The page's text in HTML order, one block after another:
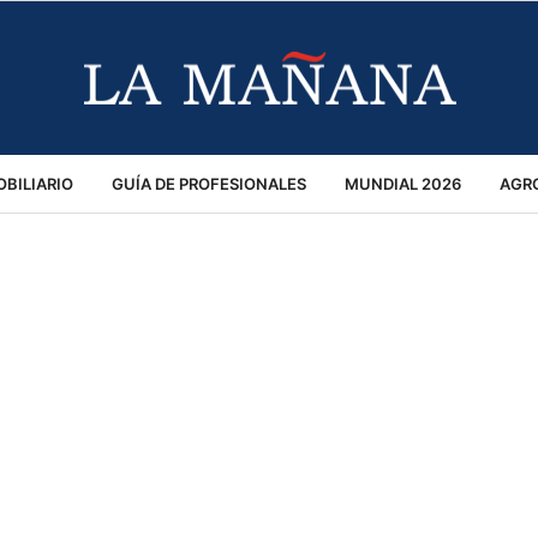
GUÍA DE PROFESIONALES MUNDIAL 2026